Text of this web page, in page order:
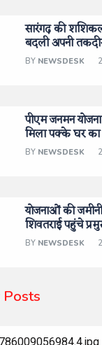
सारंगढ़ की
बदली अपनी
BY NEWSDESK
पीएम जनमन
मिला पक्के घर का
BY NEWSDESK
योजनाओं की
शिवतराई पहुंचे
BY NEWSDESK
Posts